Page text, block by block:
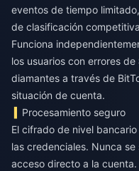
eventos de tiempo
de clasificación
Funciona
los usuarios con errores de
diamantes a través de
situación de cuenta.
Procesamiento seguro
El cifrado de nivel
las credenciales. Nunca
acceso directo a la cuenta.